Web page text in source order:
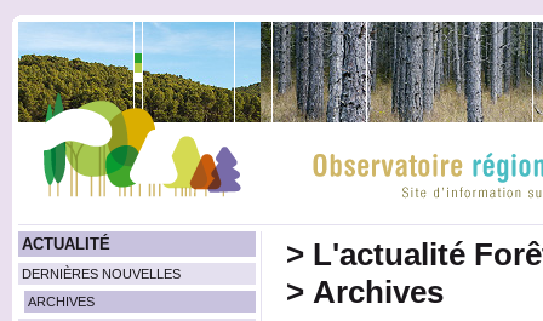
ACTUALITÉ
DERNIÈRES NOUVELLES
ARCHIVES
> L'actualité
> Archives